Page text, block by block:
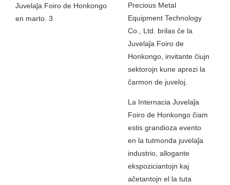
Precious Metal
Equipment Technology
Co., Ltd. brilas ĉe la
Juvelaĵa Foiro de
Honkongo, invitante ĉiujn
sektorojn kune aprezi la
ĉarmon de juveloj.
La Internacia Juvelaĵa
Foiro de Honkongo ĉiam
estis grandioza evento
en la tutmonda juvelaĵa
industrio, allogante
ekspoziciantojn kaj
aĉetantojn el la tuta